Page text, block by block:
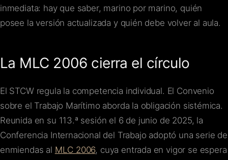
inmediata: hay que saber, marino por marino, quién
posee la versión actualizada y quién debe volver al aula.
La MLC 2006 cierra el círculo
El STCW regula la competencia individual. El Convenio
sobre el Trabajo Marítimo aborda la obligación sistémica.
Reunida en su 113.ª sesión el 6 de junio de 2025, la
Conferencia Internacional del Trabajo adoptó una serie de
enmiendas al MLC 2006, cuya entrada en vigor se espera